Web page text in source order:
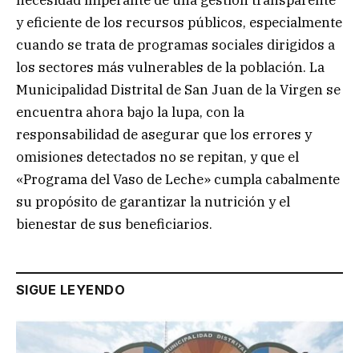
y eficiente de los recursos públicos, especialmente
cuando se trata de programas sociales dirigidos a
los sectores más vulnerables de la población. La
Municipalidad Distrital de San Juan de la Virgen se
encuentra ahora bajo la lupa, con la
responsabilidad de asegurar que los errores y
omisiones detectados no se repitan, y que el
«Programa del Vaso de Leche» cumpla cabalmente
su propósito de garantizar la nutrición y el
bienestar de sus beneficiarios.
SIGUE LEYENDO